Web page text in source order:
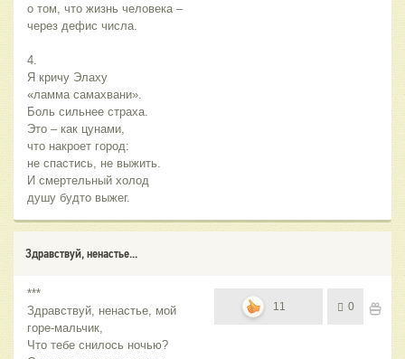
о том, что жизнь человека –
через дефис числа.
4.
Я кричу Элаху
«ламма самахвани».
Боль сильнее страха.
Это – как цунами,
что накроет город:
не спастись, не выжить.
И смертельный холод
душу будто выжег.
Здравствуй, ненастье...
***
Здравствуй, ненастье, мой
горе-мальчик,
Что тебе снилось ночью?
11 0